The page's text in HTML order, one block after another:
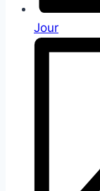
Jour